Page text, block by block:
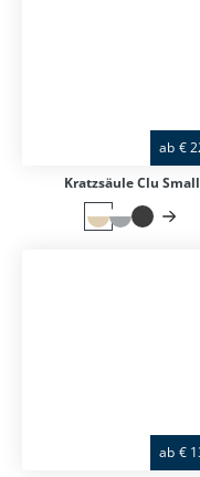
ab €
Kratzsäule Clu Small
ab €